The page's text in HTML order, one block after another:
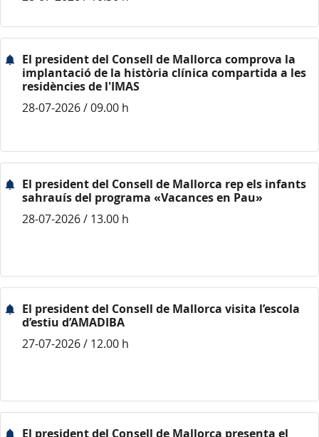
El president del Consell de Mallorca comprova la
implantació de la història clínica compartida a les
residències de l'IMAS
28-07-2026 / 09.00 h
El president del Consell de Mallorca rep els infants
sahrauís del programa «Vacances en Pau»
28-07-2026 / 13.00 h
El president del Consell de Mallorca visita l’escola
d’estiu d’AMADIBA
27-07-2026 / 12.00 h
El president del Consell de Mallorca presenta el